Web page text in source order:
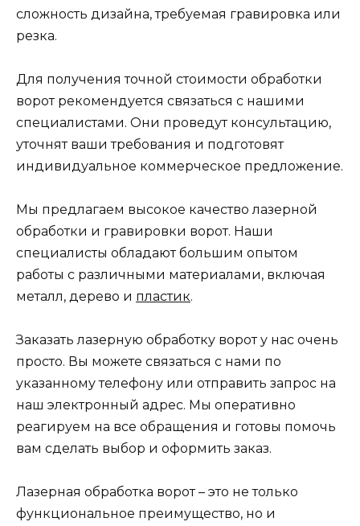
сложность дизайна, требуемая гравировка или
резка.
Для получения точной стоимости обработки
ворот рекомендуется связаться с нашими
специалистами. Они проведут консультацию,
уточнят ваши требования и подготовят
индивидуальное коммерческое предложение.
Мы предлагаем высокое качество лазерной
обработки и гравировки ворот. Наши
специалисты обладают большим опытом
работы с различными материалами, включая
металл, дерево и пластик.
Заказать лазерную обработку ворот у нас очень
просто. Вы можете связаться с нами по
указанному телефону или отправить запрос на
наш электронный адрес. Мы оперативно
реагируем на все обращения и готовы помочь
вам сделать выбор и оформить заказ.
Лазерная обработка ворот – это не только
функциональное преимущество, но и